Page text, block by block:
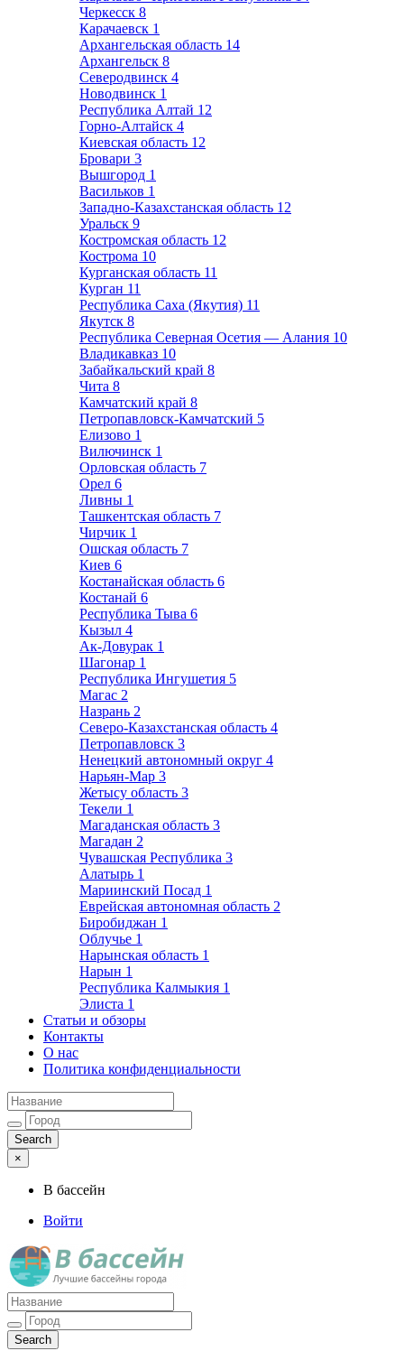
Черкесск 8
Карачаевск 1
Архангельская область 14
Архангельск 8
Северодвинск 4
Новодвинск 1
Республика Алтай 12
Горно-Алтайск 4
Киевская область 12
Бровари 3
Вышгород 1
Васильков 1
Западно-Казахстанская область 12
Уральск 9
Костромская область 12
Кострома 10
Курганская область 11
Курган 11
Республика Саха (Якутия) 11
Якутск 8
Республика Северная Осетия — Алания 10
Владикавказ 10
Забайкальский край 8
Чита 8
Камчатский край 8
Петропавловск-Камчатский 5
Елизово 1
Вилючинск 1
Орловская область 7
Орел 6
Ливны 1
Ташкентская область 7
Чирчик 1
Ошская область 7
Киев 6
Костанайская область 6
Костанай 6
Республика Тыва 6
Кызыл 4
Ак-Довурак 1
Шагонар 1
Республика Ингушетия 5
Магас 2
Назрань 2
Северо-Казахстанская область 4
Петропавловск 3
Ненецкий автономный округ 4
Нарьян-Мар 3
Жетысу область 3
Текели 1
Магаданская область 3
Магадан 2
Чувашская Республика 3
Алатырь 1
Мариинский Посад 1
Еврейская автономная область 2
Биробиджан 1
Облучье 1
Нарынская область 1
Нарын 1
Республика Калмыкия 1
Элиста 1
Статьи и обзоры
Контакты
О нас
Политика конфиденциальности
×
В бассейн
Войти
Лучшие бассейны города